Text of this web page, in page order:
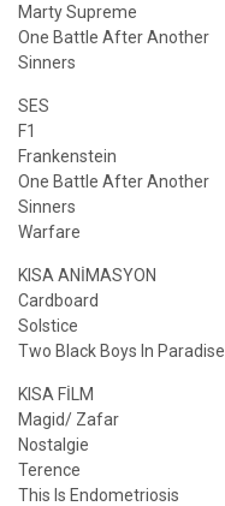
Marty Supreme
One Battle After Another
Sinners
SES
F1
Frankenstein
One Battle After Another
Sinners
Warfare
KISA ANİMASYON
Cardboard
Solstice
Two Black Boys In Paradise
KISA FİLM
Magid/ Zafar
Nostalgie
Terence
This Is Endometriosis